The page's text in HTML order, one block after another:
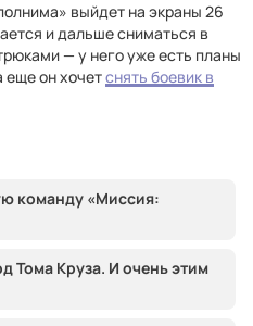
выйдет на экраны 26
и дальше сниматься в
— у него уже есть планы
он хочетснять боевик в
команду «Миссия:
Тома Круза. И очень этим